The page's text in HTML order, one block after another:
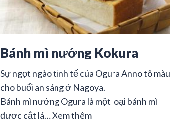
Bánh mì nướng Kokura
Sự ngọt ngào tinh tế của Ogura Anno tô màu
cho buổi an sáng ở Nagoya.
Bánh mì nướng Ogura là một loại bánh mì
được cắt lá…Xem thêm